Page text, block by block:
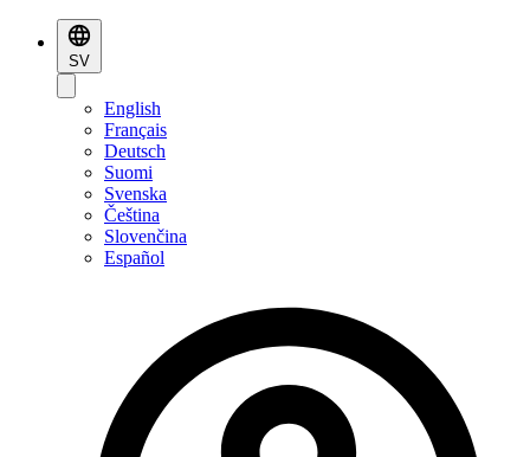
SV
English
Français
Deutsch
Suomi
Svenska
Čeština
Slovenčina
Español